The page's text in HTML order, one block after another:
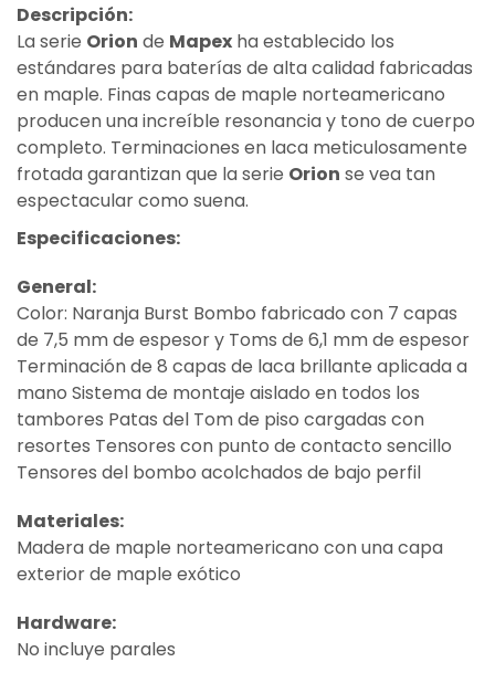
Descripción:
La serie Orion de Mapex ha establecido los
estándares para baterías de alta calidad fabricadas
en maple. Finas capas de maple norteamericano
producen una increíble resonancia y tono de cuerpo
completo. Terminaciones en laca meticulosamente
frotada garantizan que la serie Orion se vea tan
espectacular como suena.
Especificaciones:
General:
Color: Naranja Burst Bombo fabricado con 7 capas
de 7,5 mm de espesor y Toms de 6,1 mm de espesor
Terminación de 8 capas de laca brillante aplicada a
mano Sistema de montaje aislado en todos los
tambores Patas del Tom de piso cargadas con
resortes Tensores con punto de contacto sencillo
Tensores del bombo acolchados de bajo perfil
Materiales:
Madera de maple norteamericano con una capa
exterior de maple exótico
Hardware:
No incluye parales